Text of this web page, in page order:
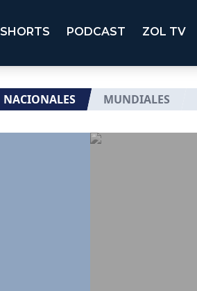
SHORTS PODCAST ZOL TV
NACIONALES MUNDIALES